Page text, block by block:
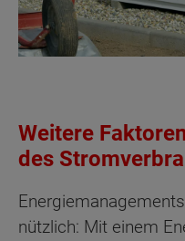
Weitere
des
nützlich: Mit einem